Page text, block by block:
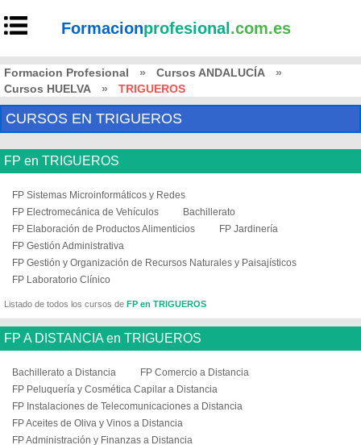
Formacionprofesional .com.es
Formacion Profesional » Cursos ANDALUCÍA
»
Cursos HUELVA
» TRIGUEROS
CURSOS EN TRIGUEROS
FP en TRIGUEROS
FP Sistemas Microinformáticos y Redes
FP Electromecánica de Vehículos
Bachillerato
FP Elaboración de Productos Alimenticios
FP Jardinería
FP Gestión Administrativa
FP Gestión y Organización de Recursos Naturales y Paisajísticos
FP Laboratorio Clínico
Listado de todos los cursos de FP en TRIGUEROS
FP A DISTANCIA en TRIGUEROS
Bachillerato a Distancia
FP Comercio a Distancia
FP Peluquería y Cosmética Capilar a Distancia
FP Instalaciones de Telecomunicaciones a Distancia
FP Aceites de Oliva y Vinos a Distancia
FP Administración y Finanzas a Distancia